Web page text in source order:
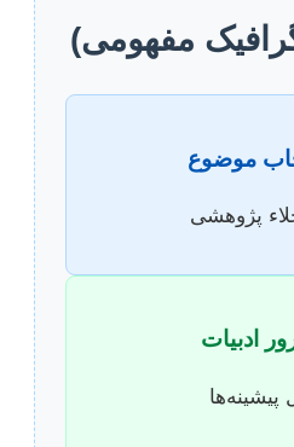
مفهومی)
موضوع
پژوهشی
ادبیات
پیشینه‌ها